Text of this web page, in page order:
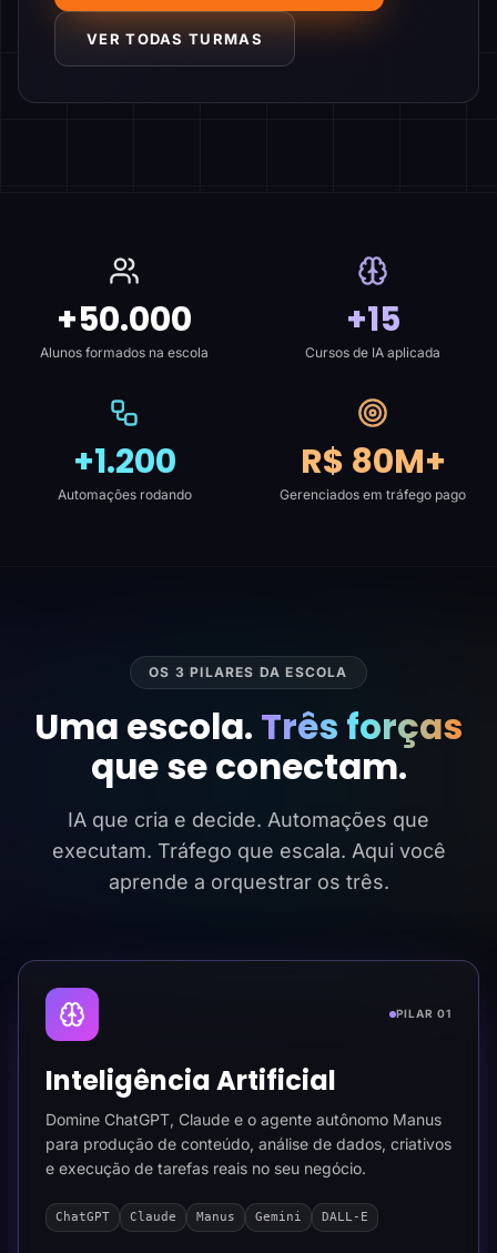
VER TODAS TURMAS
+50.000
Alunos formados na escola
+15
Cursos de IA aplicada
+1.200
Automações rodando
R$ 80M+
Gerenciados em tráfego pago
OS 3 PILARES DA ESCOLA
Uma escola. Três forças
que se conectam.
IA que cria e decide. Automações que
executam. Tráfego que escala. Aqui você
aprende a orquestrar os três.
PILAR 01
Inteligência Artificial
Domine ChatGPT, Claude e o agente autônomo Manus
para produção de conteúdo, análise de dados, criativos
e execução de tarefas reais no seu negócio.
ChatGPT Claude Manus Gemini DALL-E